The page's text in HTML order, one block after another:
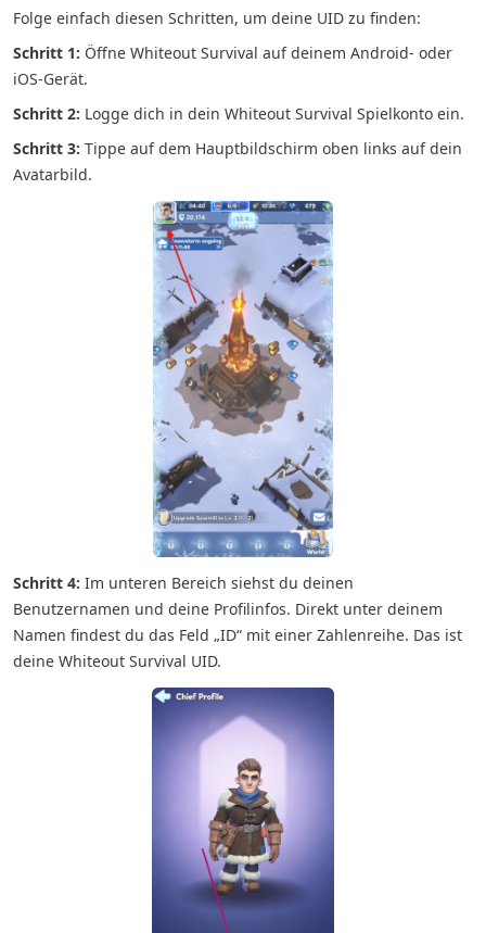
Folge einfach diesen Schritten, um deine UID zu finden:
Schritt 1: Öffne Whiteout Survival auf deinem Android- oder
iOS-Gerät.
Schritt 2: Logge dich in dein Whiteout Survival Spielkonto ein.
Schritt 3: Tippe auf dem Hauptbildschirm oben links auf dein
Avatarbild.
Schritt 4: Im unteren Bereich siehst du deinen
Benutzernamen und deine Profilinfos. Direkt unter deinem
Namen findest du das Feld „ID“ mit einer Zahlenreihe. Das ist
deine Whiteout Survival UID.